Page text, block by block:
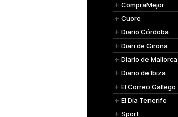
CompraMejor
Cuore
Diario Córdoba
Diari de Girona
Diario de Mallorca
Diario de Ibiza
El Correo Gallego
El Día Tenerife
Sport